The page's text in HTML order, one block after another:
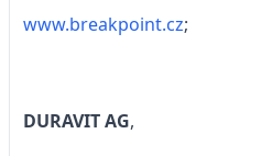
www.breakpoint.cz;
DURAVIT AG,